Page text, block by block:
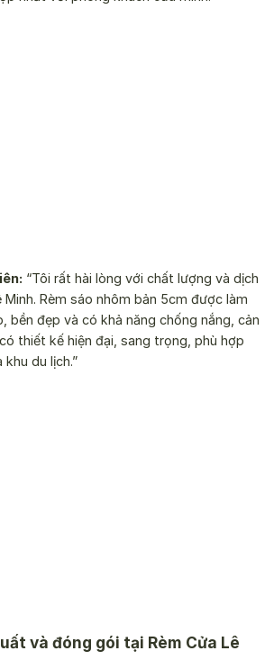
“Tôi rất hài lòng với chất lượng và dịch
Minh. Rèm sáo nhôm bản 5cm được làm
bền đẹp và có khả năng chống nắng, cản
thiết kế hiện đại, sang trọng, phù hợp
du lịch.”
và đóng gói tại Rèm Cửa Lê